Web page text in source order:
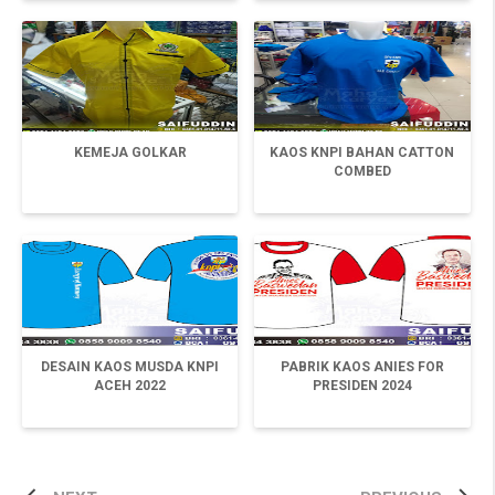
KEMEJA GOLKAR
KAOS KNPI BAHAN CATTON
COMBED
DESAIN KAOS MUSDA KNPI
ACEH 2022
PABRIK KAOS ANIES FOR
PRESIDEN 2024